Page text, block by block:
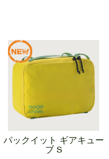
パックイット ギアキュー
ブ S